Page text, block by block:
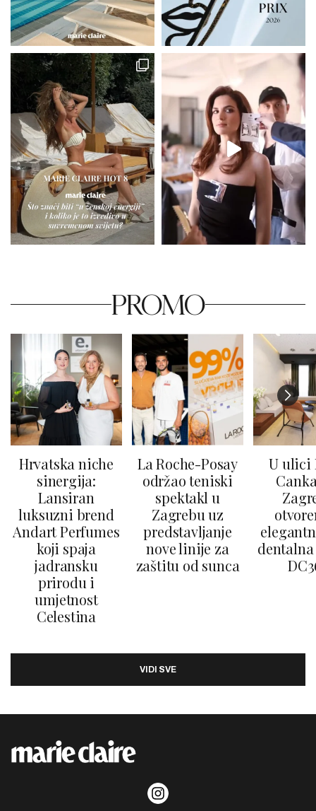
PROMO
Hrvatska niche
sinergija:
Lansiran
luksuzni brend
Andart Perfumes
koji spaja
jadransku
prirodu i
umjetnost
Celestina
La Roche-Posay
održao teniski
spektakl u
Zagrebu uz
predstavljanje
nove linije za
zaštitu od sunca
U ulici
VIDI SVE